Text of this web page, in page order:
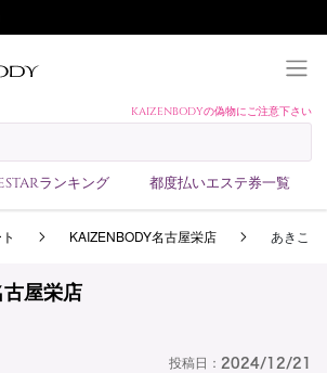
KAIZENBODYの偽物にご注意下さい
ランキング 都度払いエステ券一覧
予約方法
サロンランキング
技術者ランキング
KAIZENBODY名古屋栄店 あきこ
屋栄店
投稿日： 2024/12/21